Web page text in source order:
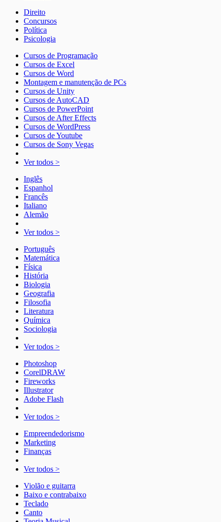
Direito
Concursos
Política
Psicologia
Cursos de Programação
Cursos de Excel
Cursos de Word
Montagem e manutenção de PCs
Cursos de Unity
Cursos de AutoCAD
Cursos de PowerPoint
Cursos de After Effects
Cursos de WordPress
Cursos de Youtube
Cursos de Sony Vegas
Ver todos >
Inglês
Espanhol
Francês
Italiano
Alemão
Ver todos >
Português
Matemática
Física
História
Biologia
Geografia
Filosofia
Literatura
Química
Sociologia
Ver todos >
Photoshop
CorelDRAW
Fireworks
Illustrator
Adobe Flash
Ver todos >
Empreendedorismo
Marketing
Finanças
Ver todos >
Violão e guitarra
Baixo e contrabaixo
Teclado
Canto